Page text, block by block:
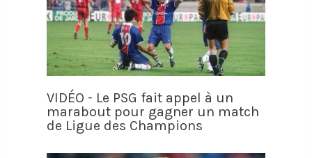
VIDÉO - Le PSG fait appel à un
marabout pour gagner un match
de Ligue des Champions